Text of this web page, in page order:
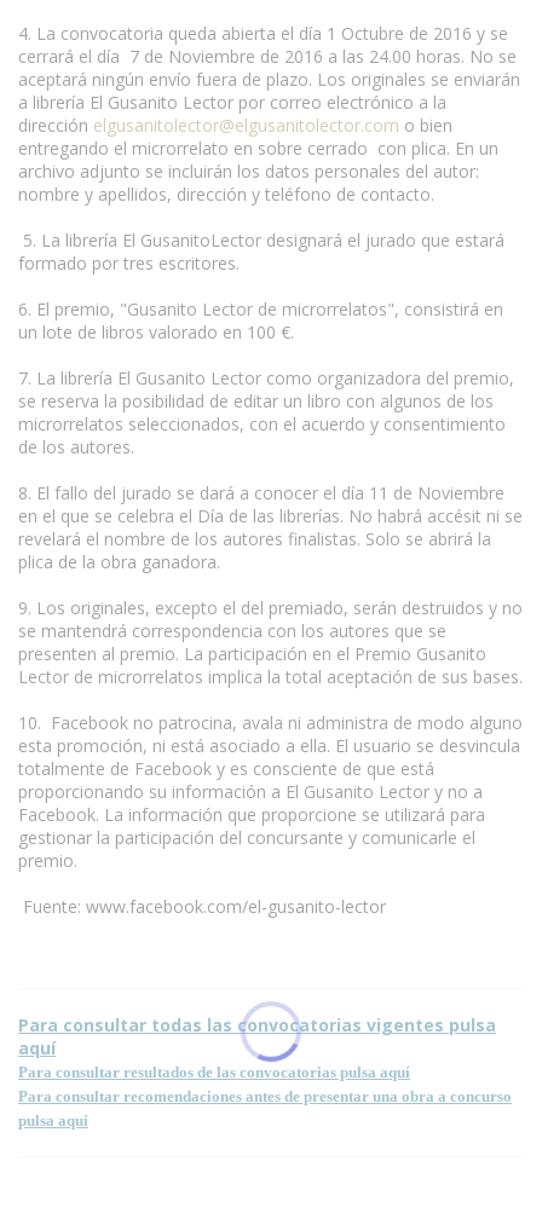
4. La convocatoria queda abierta el día 1 Octubre de 2016 y se
cerrará el día 7 de Noviembre de 2016 a las 24.00 horas. No se
aceptará ningún envío fuera de plazo. Los originales se enviarán
a librería El Gusanito Lector por correo electrónico a la
dirección elgusanitolector@elgusanitolector.com o bien
entregando el microrrelato en sobre cerrado con plica. En un
archivo adjunto se incluirán los datos personales del autor:
nombre y apellidos, dirección y teléfono de contacto.
5. La librería El GusanitoLector designará el jurado que estará
formado por tres escritores.
6. El premio, "Gusanito Lector de microrrelatos", consistirá en
un lote de libros valorado en 100 €.
7. La librería El Gusanito Lector como organizadora del premio,
se reserva la posibilidad de editar un libro con algunos de los
microrrelatos seleccionados, con el acuerdo y consentimiento
de los autores.
8. El fallo del jurado se dará a conocer el día 11 de Noviembre
en el que se celebra el Día de las librerías. No habrá accésit ni se
revelará el nombre de los autores finalistas. Solo se abrirá la
plica de la obra ganadora.
9. Los originales, excepto el del premiado, serán destruidos y no
se mantendrá correspondencia con los autores que se
presenten al premio. La participación en el Premio Gusanito
Lector de microrrelatos implica la total aceptación de sus bases.
10. Facebook no patrocina, avala ni administra de modo alguno
esta promoción, ni está asociado a ella. El usuario se desvincula
totalmente de Facebook y es consciente de que está
proporcionando su información a El Gusanito Lector y no a
Facebook. La información que proporcione se utilizará para
gestionar la participación del concursante y comunicarle el
premio.
Fuente: www.facebook.com/el-gusanito-lector
Para consultar todas las convocatorias vigentes pulsa
aquí
Para consultar resultados de las convocatorias pulsa aquí
Para consultar recomendaciones antes de presentar una obra a concurso
pulsa aquí